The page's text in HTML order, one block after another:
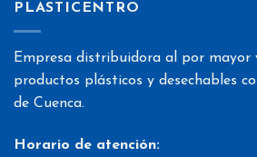
PLASTICENTRO
Empresa distribuidora al por mayor
productos plásticos y desechables
de Cuenca.
Horario de atención: